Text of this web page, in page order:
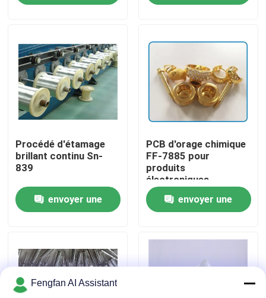
À propos de nous
Visite de l'usine
Contrôle de qualité
Demander un devis
Produits chimiques de zingage
Procédé d'étamage
brillant continu Sn-
839
envoyer une
PCB d'orage chimique
FF-7885 pour
produits
électroniques
envoyer une
Fengfan AI Assistant